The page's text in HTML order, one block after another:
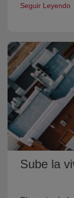
Seguir Leyendo
Sube la